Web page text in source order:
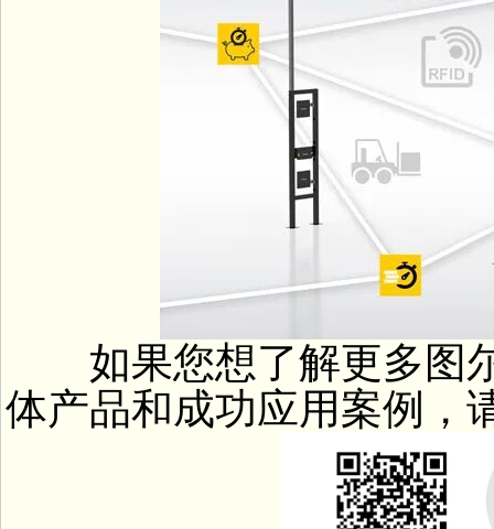
如果您想了解更多图尔
体产品和成功应用案例，